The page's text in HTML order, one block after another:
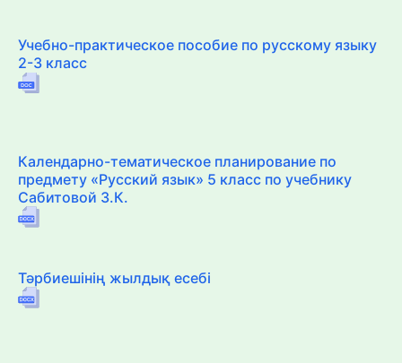
Учебно-практическое пособие по русскому языку
2-3 класс
Календарно-тематическое планирование по
предмету «Русский язык» 5 класс по учебнику
Сабитовой З.К.
Тәрбиешінің жылдық есебі